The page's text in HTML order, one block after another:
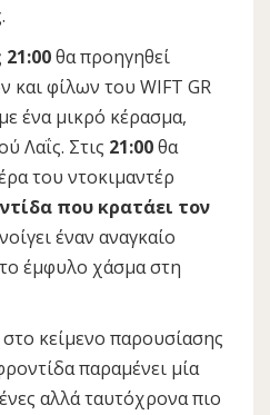
21:00θα προηγηθεί
φίλων του WIFT GR
ένα μικρό κέρασμα,
Λαΐς. Στις 21:00θα
του ντοκιμαντέρ
που κρατάει τον
έναν αναγκαίο
έμφυλο χάσμα στη
κείμενο παρουσίασης
παραμένει μία
αλλά ταυτόχρονα πιο